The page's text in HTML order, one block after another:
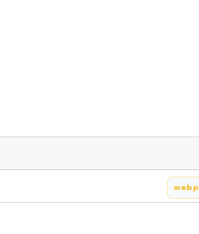
webp